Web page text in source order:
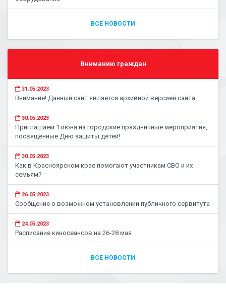
ВСЕ НОВОСТИ
Вниманию граждан
31.05.2023
Внимание! Данный сайт является архивной версией сайта.
30.05.2023
Приглашаем 1 июня на городские праздничные мероприятия,
посвященные Дню защиты детей!
30.05.2023
Как в Красноярском крае помогают участникам СВО и их
семьям?
26.05.2023
Сообщение о возможном установлении публичного сервитута
24.05.2023
Расписание киносеансов на 26-28 мая
ВСЕ НОВОСТИ